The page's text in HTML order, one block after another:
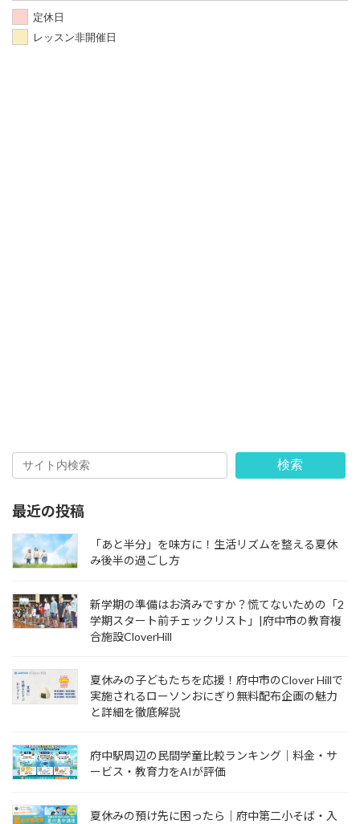
定休日
レッスン非開催日
検索
最近の投稿
「あと半分」を味方に！生活リズムを整える夏休
み後半の過ごし方
新学期の準備はお済みですか？慌てないための「2
学期スタート前チェックリスト」|府中市の教育複
合施設CloverHill
夏休みの子どもたちを応援！府中市のClover Hillで
実施されるローソンおにぎり無料配布企画の魅力
と詳細を徹底解説
府中駅周辺の民間学童比較ランキング｜料金・サ
ービス・教育力をAIが評価
夏休みの預け先に困ったら｜府中第二小そば・入